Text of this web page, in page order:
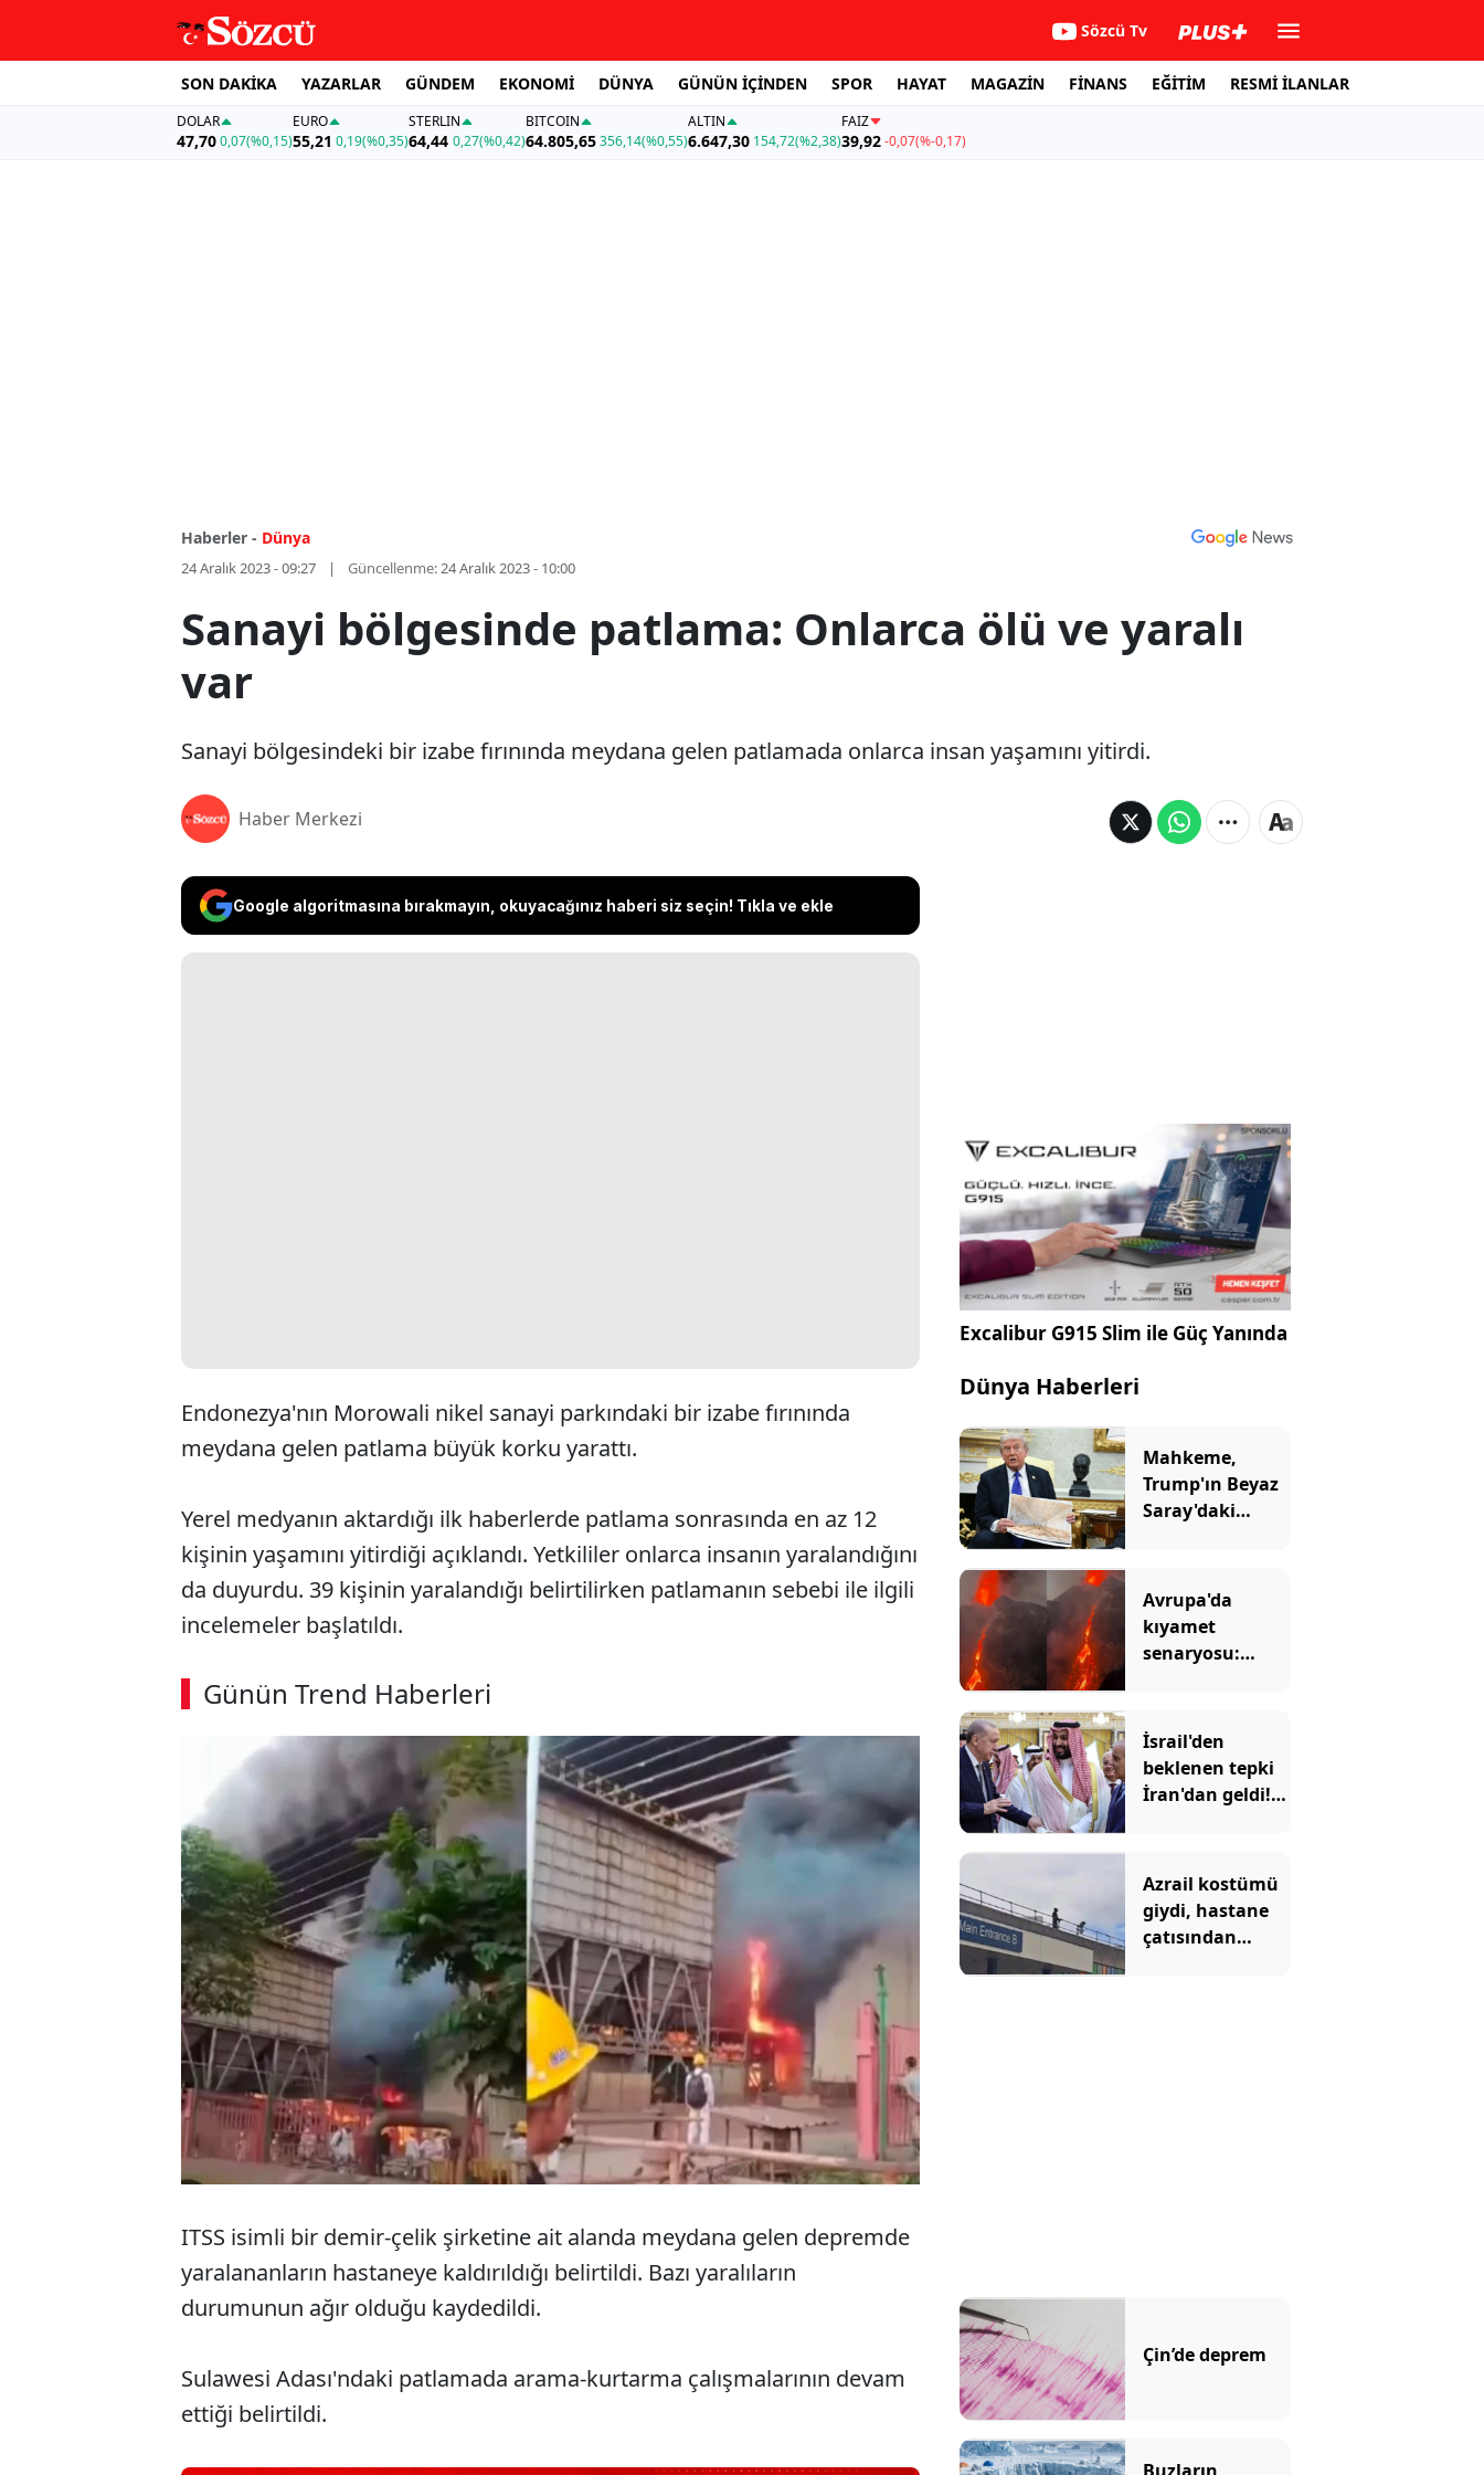
Sözcü Tv
SON DAKİKA YAZARLAR GÜNDEM EKONOMİ DÜNYA GÜNÜN İÇİNDEN SPOR HAYAT MAGAZİN FİNANS EĞİTİM RESMİ İLANLAR
DOLAR
47,700,07(%0,15)
EURO
55,21 0,19(%0,35)
STERLIN
64,44 0,27(%0,42)
BITCOIN
64.805,65356,14(%0,55)
ALTIN
6.647,30 154,72(%2,38)
FAİZ
39,92-0,07(%-0,17)
Haberler - Dünya
24 Aralık 2023 - 09:27 Güncellenme:24 Aralık 2023 - 10:00
Sanayi bölgesinde patlama: Onlarca ölü ve yaralı
var
Sanayi bölgesindeki bir izabe fırınında meydana gelen patlamada onlarca insan yaşamını yitirdi.
Haber Merkezi
Google algoritmasına bırakmayın, okuyacağınız haberi siz seçin! Tıkla ve ekle
Endonezya'nın Morowali nikel sanayi parkındaki bir izabe fırınında
meydana gelen patlama büyük korku yarattı.
Yerel medyanın aktardığı ilk haberlerde patlama sonrasında en az 12
kişinin yaşamını yitirdiği açıklandı. Yetkililer onlarca insanın yaralandığını
da duyurdu. 39 kişinin yaralandığı belirtilirken patlamanın sebebi ile ilgili
incelemeler başlatıldı.
Günün Trend Haberleri
ITSS isimli bir demir-çelik şirketine ait alanda meydana gelen depremde
yaralananların hastaneye kaldırıldığı belirtildi. Bazı yaralıların
durumunun ağır olduğu kaydedildi.
Sulawesi Adası'ndaki patlamada arama-kurtarma çalışmalarının devam
ettiği belirtildi.
Excalibur G915 Slim ile Güç Yanında
Dünya Haberleri
Mahkeme,
Trump'ın Beyaz
Saray'daki
Avrupa'da
kıyamet
senaryosu:
olacak?
İsrail'den
beklenen tepki
İran'dan geldi!
Tahran'ı kızdırdı
Azrail kostümü
giydi, hastane
çatısından
Çin’de deprem